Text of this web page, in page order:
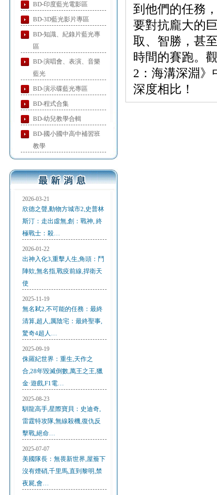
BD-印度藍光電影區
BD-3D藍光影片專區
BD-知識、紀錄片藍光專
區
BD-演唱會、表演、音樂
藍光
BD-演示碟藍光專區
BD-程式合集
BD-幼兒教學合輯
BD-國小國中高中補習班
教學
2026-03-21
欣德之聲,動物方城市2,史普林
斯汀：走出虛無,創：戰神, 終
極戰士：殺…
2026-01-22
出神入化3,重擊人生,角頭：鬥
陣欸,無名指,戰疫前線,捍衛天
使
2025-11-19
無名弒2,不可能的任務：最終
清算,超人,厲陰宅：最終聖事,
驚奇4超人…
2025-09-19
侏羅紀世界：重生,天作之
合,28年毀滅倒數,萬王之王,獵
金·遊戲,F1電…
2025-08-23
馴龍高手,星際寶貝：史迪奇,
雷霆特攻隊,無線殺機,復仇反
擊戰,絕命…
2025-07-07
美國隊長：無畏新世界,屋簷下
沒有煙硝,千里馬,直到黎明,禁
夜屍,會…
到他們的任務
要對抗龐大的
取、智勝，甚
時間的賽跑。
2：海溝深淵
深度相比！